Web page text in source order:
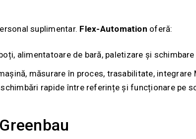
suplimentar. Flex-Automation oferă:
alimentatoare de bară, paletizare și
măsurare în proces, trasabilitate, integrare
rapide între referințe și funcționare pe